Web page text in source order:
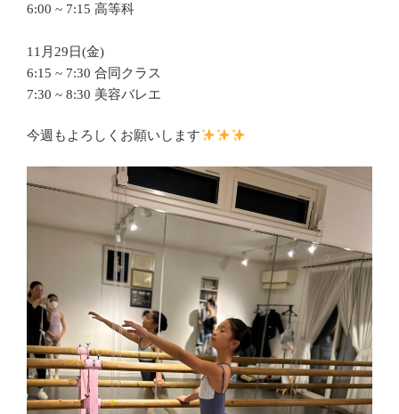
6:00 ~ 7:15 高等科
11月29日(金)
6:15 ~ 7:30 合同クラス
7:30 ~ 8:30 美容バレエ
今週もよろしくお願いします